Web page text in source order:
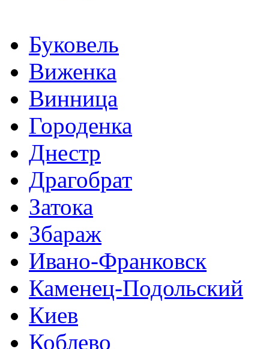
Буковель
Виженка
Винница
Городенка
Днестр
Драгобрат
Затока
Збараж
Ивано-Франковск
Каменец-Подольский
Киев
Коблево